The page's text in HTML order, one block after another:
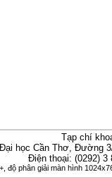
Tạp chí
học Cần Thơ, Đường
Điện thoại: (0292)
độ phân giải màn hình